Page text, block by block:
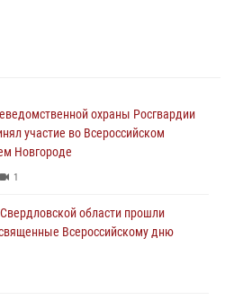
охраны Росгвардии
участие во Всероссийском
Новгороде
1
области прошли
Всероссийскому дню